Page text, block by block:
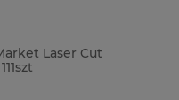
Laser Cut